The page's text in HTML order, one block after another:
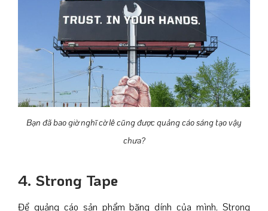
Bạn đã bao giờ nghĩ cờ lê cũng được quảng cáo sáng tạo vậy
chưa?
4. Strong Tape
Để quảng cáo sản phẩm băng dính của mình, Strong